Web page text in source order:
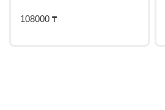
108000 ₸